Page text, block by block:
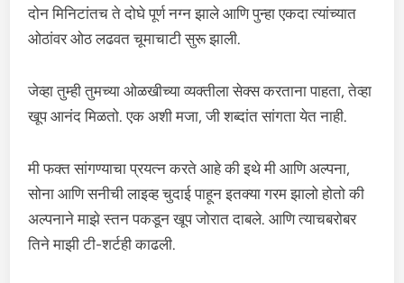
दोन मिनिटांतच ते दोघे पूर्ण नग्न झाले आणि पुन्हा एकदा त्यांच्यात
ओठांवर ओठ लढवत चूमाचाटी सुरू झाली.
जेव्हा तुम्ही तुमच्या ओळखीच्या व्यक्तीला सेक्स करताना पाहता, तेव्हा
खूप आनंद मिळतो. एक अशी मजा, जी शब्दांत सांगता येत नाही.
मी फक्त सांगण्याचा प्रयत्न करते आहे की इथे मी आणि अल्पना,
सोना आणि सनीची लाइव्ह चुदाई पाहून इतक्या गरम झालो होतो की
अल्पनाने माझे स्तन पकडून खूप जोरात दाबले. आणि त्याचबरोबर
तिने माझी टी-शर्टही काढली.